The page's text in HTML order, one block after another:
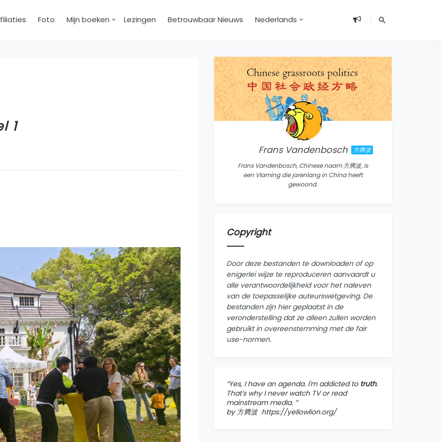
Foto Mijn boeken Lezingen Betrouwbaar Nieuws Nederlands
1
Frans Vandenbosch
方腾波
Frans Vandenbosch, Chinese naam 方腾波, is
een Vlaming die jarenlang in China heeft
gewoond.
Copyright
Door deze bestanden te downloaden of op
enigerlei wijze te reproduceren aanvaardt u
alle verantwoordelijkheid voor het naleven
van de toepasselijke auteurswetgeving. De
bestanden zijn hier geplaatst in de
veronderstelling dat ze alleen zullen worden
gebruikt in overeenstemming met de fair
use-normen.
“Yes, I have an agenda. I'm addicted to truth.
That's why I never watch TV or read
mainstream media. ”
by 方腾波https://yellowlion.org/